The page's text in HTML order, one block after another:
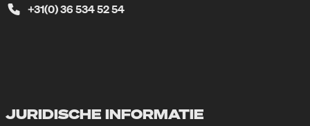
+31(0) 36 534 52 54
JURIDISCHE INFORMATIE